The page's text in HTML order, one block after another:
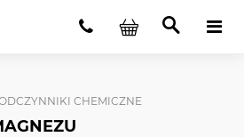
CHEMICZNE